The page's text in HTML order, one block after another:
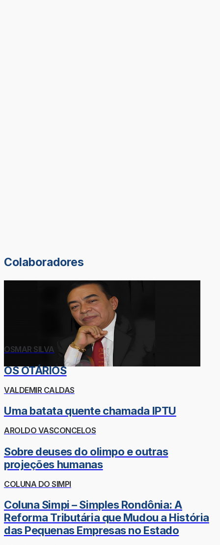
Colaboradores
OSMAR SILVA
OS OTÁRIOS
VALDEMIR CALDAS
Uma batata quente chamada IPTU
AROLDO VASCONCELOS
Sobre deuses do olimpo e outras
projeções humanas
COLUNA DO SIMPI
Coluna Simpi – Simples Rondônia: A
Reforma Tributária que Mudou a História
das Pequenas Empresas no Estado